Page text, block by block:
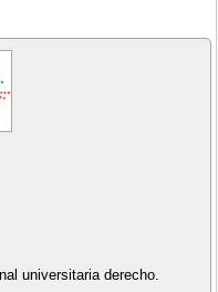
universitaria derecho.